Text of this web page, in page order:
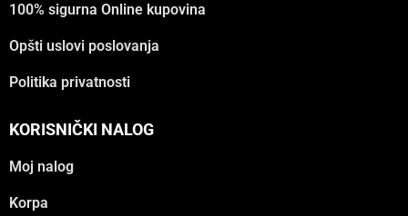
100% sigurna Online kupovina
Opšti uslovi poslovanja
Politika privatnosti
KORISNIČKI NALOG
Moj nalog
Korpa